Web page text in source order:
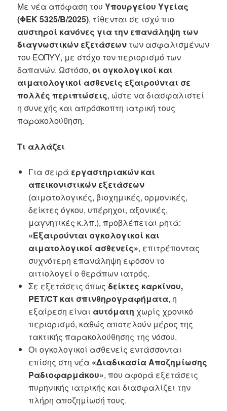
Με νέα απόφαση τουΥπουργείου Υγείας
(ΦΕΚ 5325/Β/2025), τίθενται σε ισχύ πιο
αυστηροί κανόνες για την επανάληψη των
διαγνωστικών εξετάσεων των ασφαλισμένων
του ΕΟΠΥΥ, με στόχο τον περιορισμό των
δαπανών. Ωστόσο,οι ογκολογικοί και
αιματολογικοί ασθενείς εξαιρούνται σε
πολλές περιπτώσεις, ώστε να διασφαλιστεί
η συνεχής και απρόσκοπτη ιατρική τους
παρακολούθηση.
Τι αλλάζει
Για σειρά εργαστηριακών και
απεικονιστικών εξετάσεων
(αιματολογικές, βιοχημικές, ορμονικές,
δείκτες όγκου, υπέρηχοι, αξονικές,
μαγνητικές κ.λπ.), προβλέπεται ρητά:
«Εξαιρούνται ογκολογικοί και
αιματολογικοί ασθενείς», επιτρέποντας
συχνότερη επανάληψη εφόσον το
αιτιολογεί ο θεράπων ιατρός.
Σε εξετάσεις όπως δείκτες καρκίνου,
PET/CT και σπινθηρογραφήματα, η
εξαίρεση είναι αυτόματη χωρίς χρονικό
περιορισμό, καθώς αποτελούν μέρος της
τακτικής παρακολούθησης της νόσου.
Οι ογκολογικοί ασθενείς εντάσσονται
επίσης στη νέα «Διαδικασία Αποζημίωσης
Ραδιοφαρμάκου», που αφορά εξετάσεις
πυρηνικής ιατρικής και διασφαλίζει την
πλήρη αποζημίωσή τους.